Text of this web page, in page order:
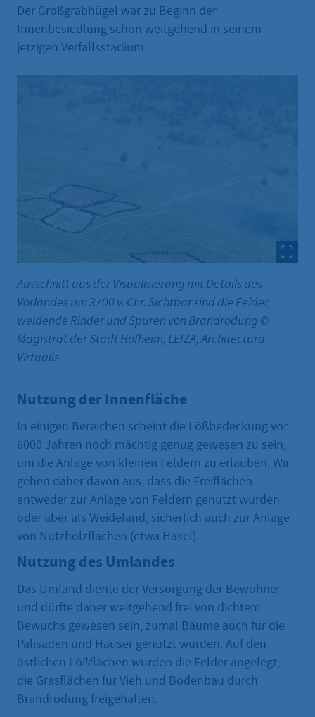
Der Großgrabhügel war zu Beginn der
Innenbesiedlung schon weitgehend in seinem
jetzigen Verfallsstadium.
Ausschnitt aus der Visualisierung mit Details des
Vorlandes um 3700 v. Chr. Sichtbar sind die Felder,
weidende Rinder und Spuren von Brandrodung ©
Magistrat der Stadt Hofheim, LEIZA, Architectura
Virtualis
Nutzung der Innenfläche
In einigen Bereichen scheint die Lößbedeckung vor
6000 Jahren noch mächtig genug gewesen zu sein,
um die Anlage von kleinen Feldern zu erlauben. Wir
gehen daher davon aus, dass die Freiflächen
entweder zur Anlage von Feldern genutzt wurden
oder aber als Weideland, sicherlich auch zur Anlage
von Nutzholzflächen (etwa Hasel).
Nutzung des Umlandes
Das Umland diente der Versorgung der Bewohner
und dürfte daher weitgehend frei von dichtem
Bewuchs gewesen sein, zumal Bäume auch für die
Palisaden und Häuser genutzt wurden. Auf den
östlichen Lößflächen wurden die Felder angelegt,
die Grasflächen für Vieh und Bodenbau durch
Brandrodung freigehalten.